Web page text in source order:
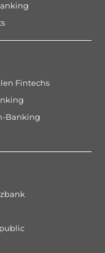
Fintechs
Banking